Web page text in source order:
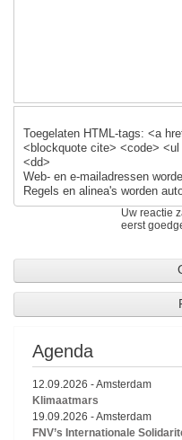
Toegelaten HTML-tags: <a
<blockquote cite> <code>
<dd>
Web- en e-mailadressen
Regels en alinea's worden
Uw reactie
eerst
Agenda
12.09.2026 -Amsterdam
Klimaatmars
19.09.2026 -Amsterdam
FNV’s Internationale